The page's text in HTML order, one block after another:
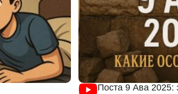
Поста 9 Ава 2025: